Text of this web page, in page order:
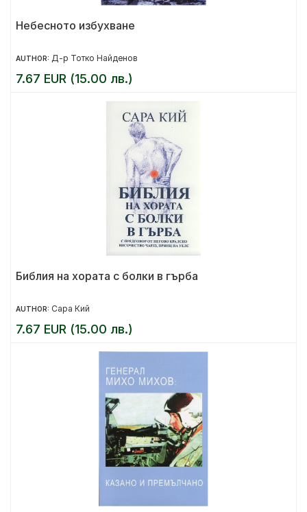
Небесното избухване
AUTHOR: Д-р Тотко Найденов
7.67 EUR (15.00 лв.)
Библия на хората с болки в гърба
AUTHOR: Сара Кий
7.67 EUR (15.00 лв.)